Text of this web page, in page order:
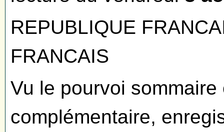
REPUBLIQUE
FRANCAIS
Vu le pourvoi sommaire
complémentaire,